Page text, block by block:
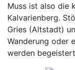
Muss ist also die
Kalvarienberg.
Gries (Altstadt)
Wanderung oder
werden